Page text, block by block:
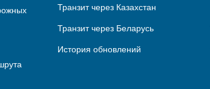
Транзит через Казахстан
Транзит через Беларусь
История обновлений